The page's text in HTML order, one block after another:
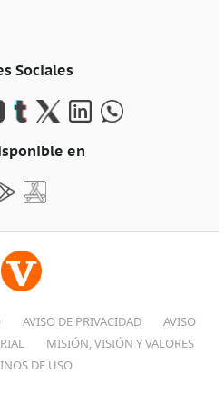
Sociales
en
AVISO DE PRIVACIDAD
AVISO
MISIÓN, VISIÓN Y VALORES
DE USO